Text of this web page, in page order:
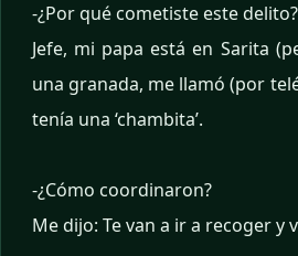
-¿Por qué cometiste este delito?
Jefe, mi papa está en Sarita
una granada, me llamó (por
tenía una ‘chambita’.
-¿Cómo coordinaron?
Me dijo: Te van a ir a recoger y